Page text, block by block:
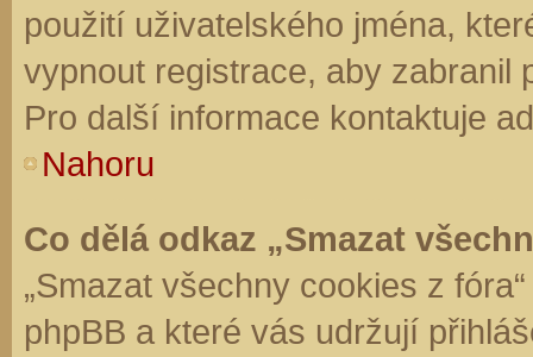
použití uživatelského jména,
vypnout registrace, aby zabranil
Pro další informace kontaktuje
Nahoru
Co dělá odkaz „Smazat
„Smazat všechny cookies z
phpBB a které vás udržují